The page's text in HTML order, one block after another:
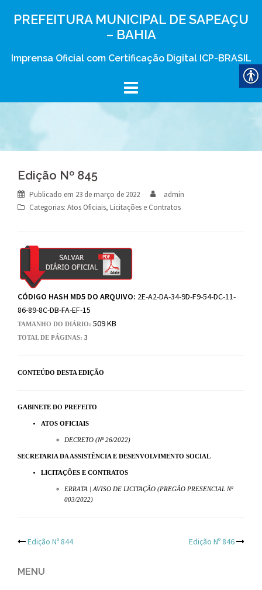
PREFEITURA MUNICIPAL DE SAPEAÇU
– BAHIA
Imprensa Oficial com Certificação Digital ICP-BRASIL
Edição Nº 845
Publicado em 23 de março de 2022
admin
Categorias: Atos Oficiais, Licitações e Contratos
CÓDIGO HASH MD5 DO ARQUIVO: 2E-A2-DA-34-9D-F9-54-DC-11-
86-89-8C-DB-FA-EF-15
TAMANHO DO DIÁRIO: 509 KB
TOTAL DE PÁGINAS: 3
CONTEÚDO DESTA EDIÇÃO
GABINETE DO PREFEITO
ATOS OFICIAIS
DECRETO (Nº 26/2022)
SECRETARIA DA ASSISTÊNCIA E DESENVOLVIMENTO SOCIAL
LICITAÇÕES E CONTRATOS
ERRATA | AVISO DE LICITAÇÃO (PREGÃO PRESENCIAL Nº
003/2022)
Post
navigation
Edição Nº 844 Edição Nº 846
MENU